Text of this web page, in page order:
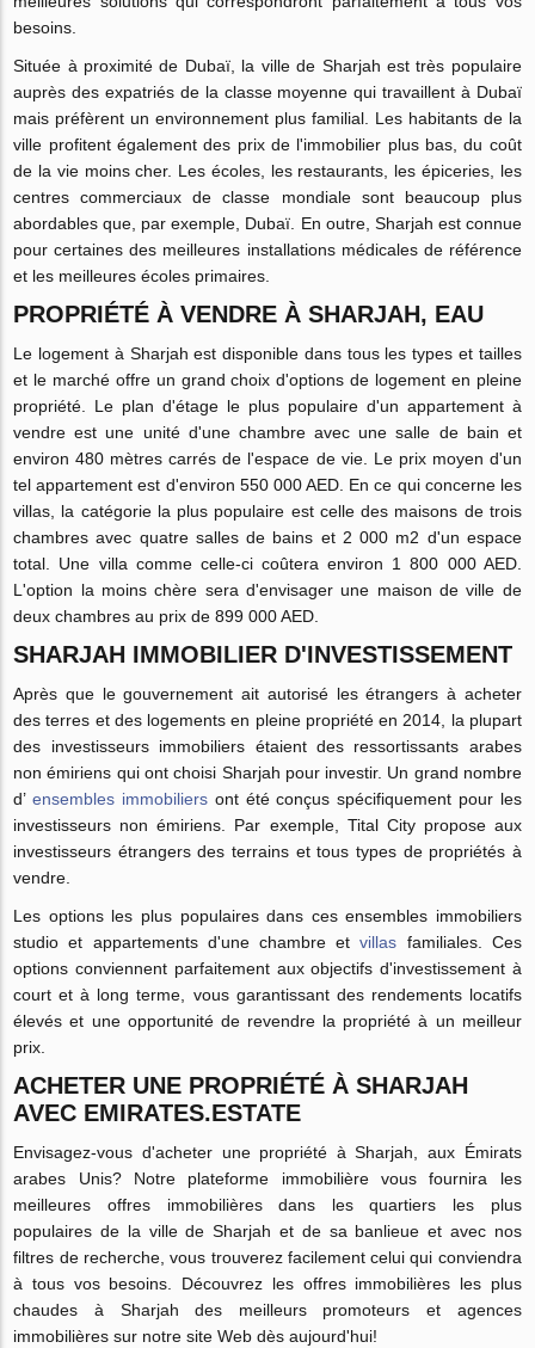
besoins.
Située à proximité de Dubaï, la ville de Sharjah est très populaire
auprès des expatriés de la classe moyenne qui travaillent à Dubaï
mais préfèrent un environnement plus familial. Les habitants de la
ville profitent également des prix de l'immobilier plus bas, du coût
de la vie moins cher. Les écoles, les restaurants, les épiceries, les
centres commerciaux de classe mondiale sont beaucoup plus
abordables que, par exemple, Dubaï. En outre, Sharjah est connue
pour certaines des meilleures installations médicales de référence
et les meilleures écoles primaires.
PROPRIÉTÉ À VENDRE À SHARJAH, EAU
Le logement à Sharjah est disponible dans tous les types et tailles
et le marché offre un grand choix d'options de logement en pleine
propriété. Le plan d'étage le plus populaire d'un appartement à
vendre est une unité d'une chambre avec une salle de bain et
environ 480 mètres carrés de l'espace de vie. Le prix moyen d'un
tel appartement est d'environ 550 000 AED. En ce qui concerne les
villas, la catégorie la plus populaire est celle des maisons de trois
chambres avec quatre salles de bains et 2 000 m2 d'un espace
total. Une villa comme celle-ci coûtera environ 1 800 000 AED.
L'option la moins chère sera d'envisager une maison de ville de
deux chambres au prix de 899 000 AED.
SHARJAH IMMOBILIER D'INVESTISSEMENT
Après que le gouvernement ait autorisé les étrangers à acheter
des terres et des logements en pleine propriété en 2014, la plupart
des investisseurs immobiliers étaient des ressortissants arabes
non émiriens qui ont choisi Sharjah pour investir. Un grand nombre
d’ensembles immobiliersont été conçus spécifiquement pour les
investisseurs non émiriens. Par exemple, Tital City propose aux
investisseurs étrangers des terrains et tous types de propriétés à
vendre.
Les options les plus populaires dans ces ensembles immobiliers
studio et appartements d'une chambre etvillas familiales. Ces
options conviennent parfaitement aux objectifs d'investissement à
court et à long terme, vous garantissant des rendements locatifs
élevés et une opportunité de revendre la propriété à un meilleur
prix.
ACHETER UNE PROPRIÉTÉ À SHARJAH
AVEC EMIRATES.ESTATE
Envisagez-vous d'acheter une propriété à Sharjah, aux Émirats
arabes Unis? Notre plateforme immobilière vous fournira les
meilleures offres immobilières dans les quartiers les plus
populaires de la ville de Sharjah et de sa banlieue et avec nos
filtres de recherche, vous trouverez facilement celui qui conviendra
à tous vos besoins. Découvrez les offres immobilières les plus
chaudes à Sharjah des meilleurs promoteurs et agences
immobilières sur notre site Web dès aujourd'hui!